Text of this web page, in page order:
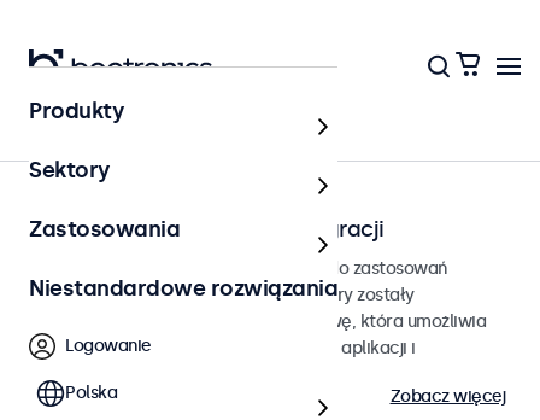
Strona główna
Monitory do zabudowy i integracji
Monitory do zabudowy przeznaczone do zastosowań
profesjonalnych i ciągłej pracy. Monitory zostały
wyposażone solidną metalową obudowę, która umożliwia
bezproblemową integrację w dowolnej aplikacji i
Zobacz więcej
Produkty
Sektory
Zastosowania
Niestandardowe rozwiązania
Logowanie
Polska